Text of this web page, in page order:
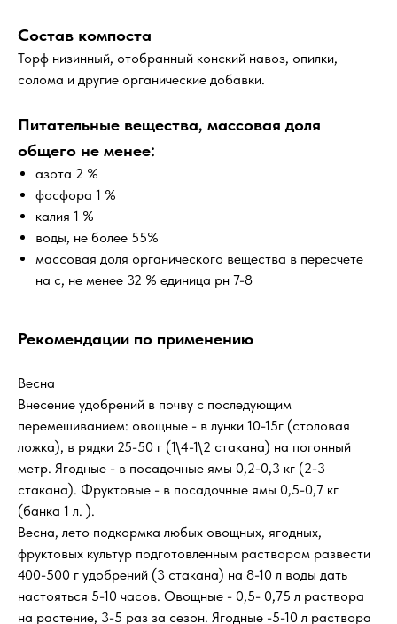
Состав компоста
Торф низинный, отобранный конский навоз, опилки,
солома и другие органические добавки.
Питательные вещества, массовая доля
общего не менее:
азота 2 %
фосфора 1 %
калия 1 %
воды, не более 55%
массовая доля органического вещества в пересчете
на с, не менее 32 % единица рн 7-8
Рекомендации по применению
Весна
Внесение удобрений в почву с последующим
перемешиванием: овощные - в лунки 10-15г (столовая
ложка), в рядки 25-50 г (1\4-1\2 стакана) на погонный
метр. Ягодные - в посадочные ямы 0,2-0,3 кг (2-3
стакана). Фруктовые - в посадочные ямы 0,5-0,7 кг
(банка 1 л. ).
Весна, лето подкормка любых овощных, ягодных,
фруктовых культур подготовленным раствором развести
400-500 г удобрений (3 стакана) на 8-10 л воды дать
настояться 5-10 часов. Овощные - 0,5- 0,75 л раствора
на растение, 3-5 раз за сезон. Ягодные -5-10 л раствора